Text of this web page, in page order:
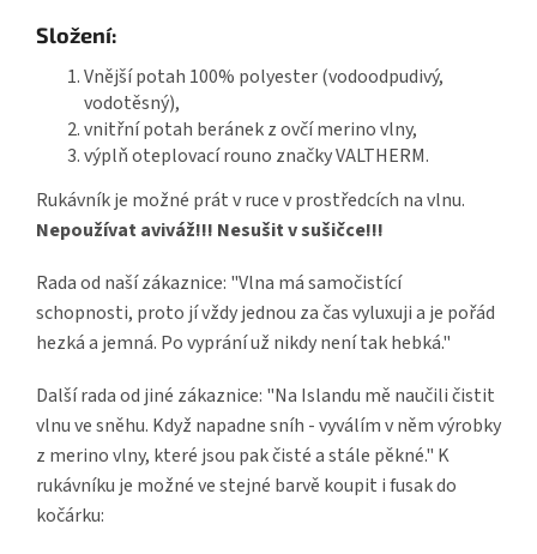
Složení:
Vnější potah 100% polyester (vodoodpudivý,
vodotěsný),
vnitřní potah beránek z ovčí merino vlny,
výplň oteplovací rouno značky VALTHERM.
Rukávník je možné prát v ruce v prostředcích na vlnu.
Nepoužívat aviváž!!! Nesušit v sušičce!!!
Rada od naší zákaznice: "Vlna má samočistící
schopnosti, proto jí vždy jednou za čas vyluxuji a je pořád
hezká a jemná. Po vyprání už nikdy není tak hebká."
Další rada od jiné zákaznice: "Na Islandu mě naučili čistit
vlnu ve sněhu. Když napadne sníh - vyválím v něm výrobky
z merino vlny, které jsou pak čisté a stále pěkné." K
rukávníku je možné ve stejné barvě koupit i fusak do
kočárku: